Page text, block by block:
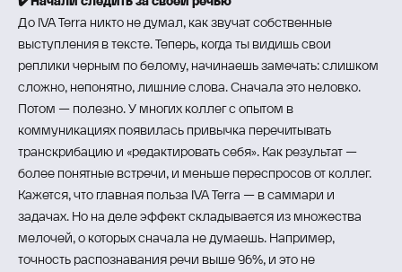
До IVA Terra никто не думал, как звучат собственные
выступления в тексте. Теперь, когда ты видишь свои
реплики черным по белому, начинаешь замечать: слишком
сложно, непонятно, лишние слова. Сначала это неловко.
Потом — полезно. У многих коллег с опытом в
коммуникациях появилась привычка перечитывать
транскрибацию и «редактировать себя». Как результат —
более понятные встречи, и меньше переспросов от коллег.
Кажется, что главная польза IVA Terra — в саммари и
задачах. Но на деле эффект складывается из множества
мелочей, о которых сначала не думаешь. Например,
точность распознавания речи выше 96%, и это не